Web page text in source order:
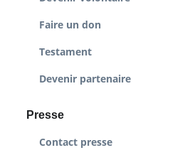
Faire un don
Testament
Devenir partenaire
Presse
Contact presse